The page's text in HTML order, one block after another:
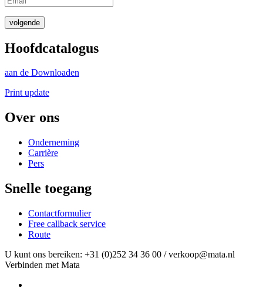
volgende
Hoofdcatalogus
aan de Downloaden
Print update
Over ons
Onderneming
Carrière
Pers
Snelle toegang
Contactformulier
Free callback service
Route
U kunt ons bereiken: +31 (0)252 34 36 00 / verkoop@mata.nl
Verbinden met Mata